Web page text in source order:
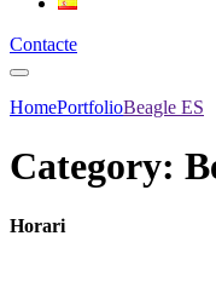
Contacte
HomePortfolioBeagle ES
Category:
Horari